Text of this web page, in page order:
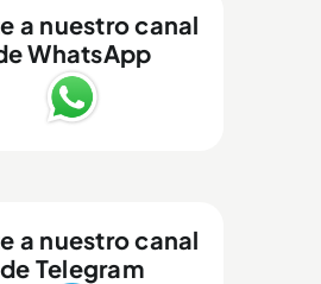
a nuestro canal
WhatsApp
a nuestro canal
de Telegram